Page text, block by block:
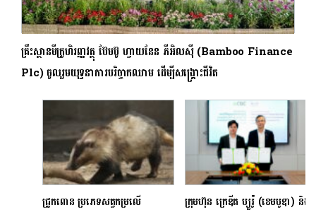
គ្រឹះស្ថានមីក្រូហិរញ្ញវត្ថុ ប៊ែមប៊ូ ហ្វាយនែន ភីអិលស៊ី (Bamboo Finance
Plc) ចូលរួមយុទ្ធនាការបរិច្ចាកឈាម ដើម្បីសង្គ្រោះជីវិត
ជ្រូកពោន ប្រភេទសត្វកម្រលើ
ក្រុមហ៊ុន ក្រេឌីត ប្យួរ៉ូ (ខេមបូឌា) និង